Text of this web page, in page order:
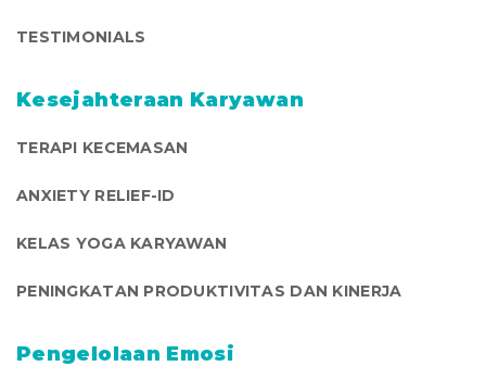
TESTIMONIALS
Kesejahteraan Karyawan
TERAPI KECEMASAN
ANXIETY RELIEF-ID
KELAS YOGA KARYAWAN
PENINGKATAN PRODUKTIVITAS DAN KINERJA
Pengelolaan Emosi